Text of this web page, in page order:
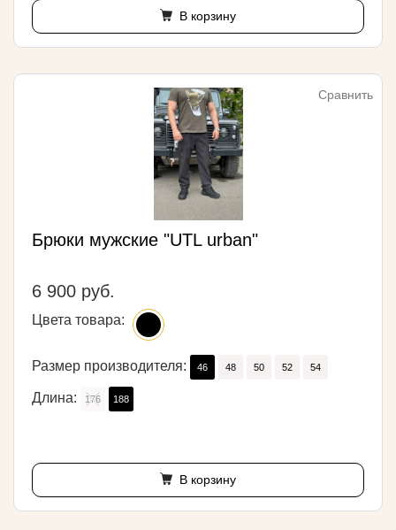
В корзину
Сравнить
Брюки мужские "UTL urban"
6 900 руб.
Цвета товара:
Размер производителя: 46 48 50 52 54
Длина: 176 188
В корзину